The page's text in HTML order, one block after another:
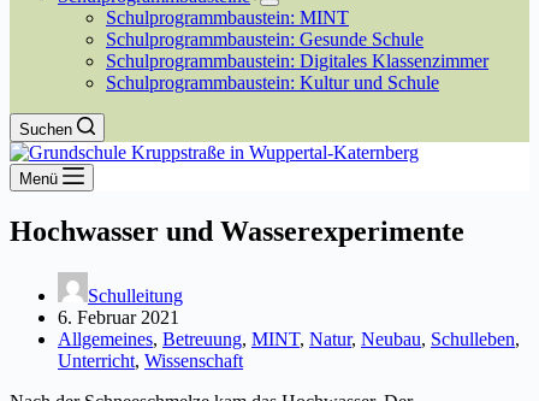
Schulprogrammbaustein: MINT
Schulprogrammbaustein: Gesunde Schule
Schulprogrammbaustein: Digitales Klassenzimmer
Schulprogrammbaustein: Kultur und Schule
Suchen
Menü
Hochwasser und Wasserexperimente
Schulleitung
6. Februar 2021
Allgemeines, Betreuung, MINT, Natur, Neubau, Schulleben,
Unterricht, Wissenschaft